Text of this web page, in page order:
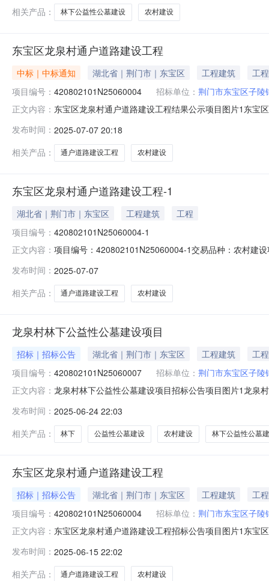
相关产品：
林下公益性公墓建设 农村建设
东宝区龙泉村通户道路建设工程
中标｜中标通知 湖北省｜荆门市｜东宝区 工程建筑
工程
项目编号： 420802101N25060004 招标单位： 荆门市东宝区子陵
正文内容： 东宝区龙泉村通户道路建设工程结果公示项目图片1东宝
述：本工程建设地点位于荆门市东宝区，主要建设内容
发布时间： 2025-07-07 20:18
相关产品：
通户道路建设工程 农村建设
东宝区龙泉村通户道路建设工程-1
湖北省｜荆门市｜东宝区 工程建筑
工程
项目编号： 420802101N25060004-1
正文内容： 项目编号：420802101N25060004-1交易品种：农村建
发布时间： 2025-07-07
相关产品：
通户道路建设工程 农村建设
龙泉村林下公益性公墓建设项目
招标｜招标公告 湖北省｜荆门市｜东宝区 工程建筑
工程
项目编号： 420802101N25060007 招标单位： 荆门市东宝区子陵
正文内容： 龙泉村林下公益性公墓建设项目招标公告项目图片1龙泉
时间：2025-07-1515:00交易地点：湖北金楚和泰建设
发布时间： 2025-06-24 22:03
相关产品：
林下 公益性公墓建设 农村建设 林下公益性公墓
东宝区龙泉村通户道路建设工程
招标｜招标公告 湖北省｜荆门市｜东宝区 工程建筑
工程
项目编号： 420802101N25060004 招标单位： 荆门市东宝区子陵
正文内容： 东宝区龙泉村通户道路建设工程招标公告项目图片1东宝
工程项目管理有限公司公告日期：2025-06-15产权信息
发布时间： 2025-06-15 22:02
相关产品：
通户道路建设工程 农村建设